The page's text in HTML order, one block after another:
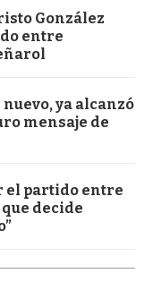
González
entre
ya alcanzó
mensaje de
el partido entre
que decide